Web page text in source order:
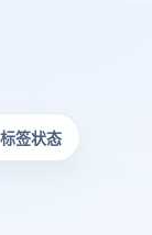
标签状态